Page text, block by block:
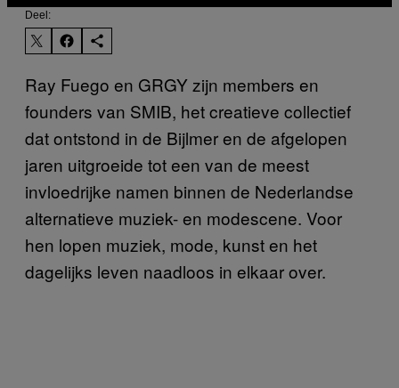
Deel:
Ray Fuego en GRGY zijn members en
founders van SMIB, het creatieve collectief
dat ontstond in de Bijlmer en de afgelopen
jaren uitgroeide tot een van de meest
invloedrijke namen binnen de Nederlandse
alternatieve muziek- en modescene. Voor
hen lopen muziek, mode, kunst en het
dagelijks leven naadloos in elkaar over.